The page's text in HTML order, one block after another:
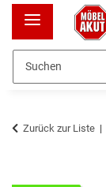
Zurück zur Liste